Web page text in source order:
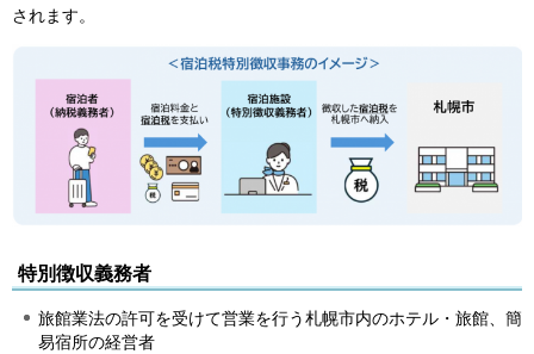
されます。
特別徴収義務者
旅館業法の許可を受けて営業を行う札幌市内のホテル・旅館、簡
易宿所の経営者